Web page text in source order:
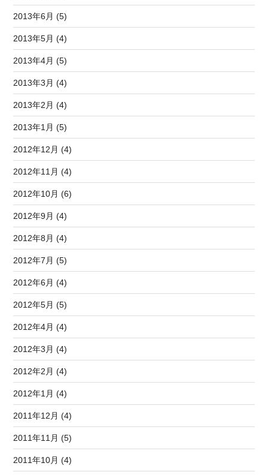
2013年6月 (5)
2013年5月 (4)
2013年4月 (5)
2013年3月 (4)
2013年2月 (4)
2013年1月 (5)
2012年12月 (4)
2012年11月 (4)
2012年10月 (6)
2012年9月 (4)
2012年8月 (4)
2012年7月 (5)
2012年6月 (4)
2012年5月 (5)
2012年4月 (4)
2012年3月 (4)
2012年2月 (4)
2012年1月 (4)
2011年12月 (4)
2011年11月 (5)
2011年10月 (4)